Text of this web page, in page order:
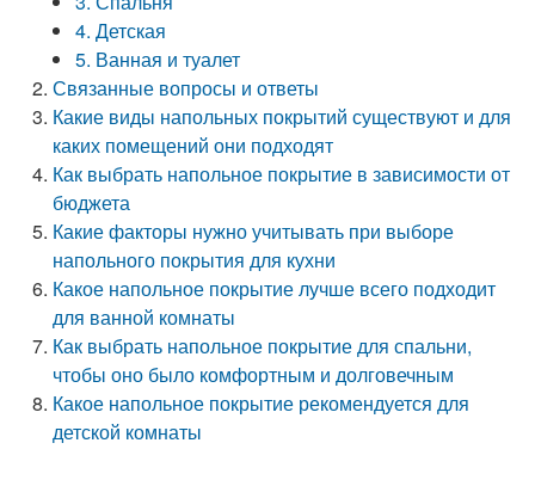
4. Детская
5. Ванная и туалет
Связанные вопросы и ответы
Какие виды напольных покрытий существуют и для
каких помещений они подходят
Как выбрать напольное покрытие в зависимости от
бюджета
Какие факторы нужно учитывать при выборе
напольного покрытия для кухни
Какое напольное покрытие лучше всего подходит
для ванной комнаты
Как выбрать напольное покрытие для спальни,
чтобы оно было комфортным и долговечным
Какое напольное покрытие рекомендуется для
детской комнаты